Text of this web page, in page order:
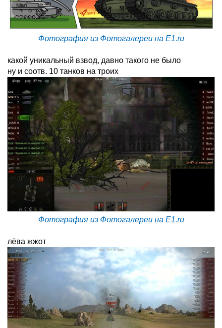
Фотография из Фотогалереи на E1.ru
какой уникальный взвод, давно такого не было
ну и соотв. 10 танков на троих
Фотография из Фотогалереи на E1.ru
лёва жжот